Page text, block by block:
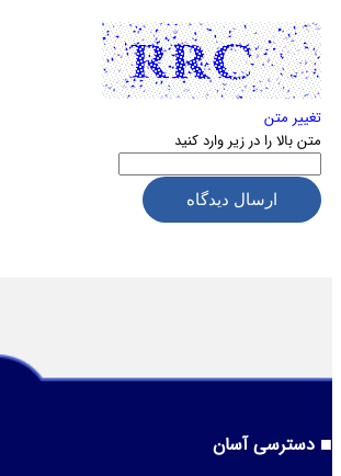
تغییر متن
متن بالا را در زیر وارد کنید
ارسال دیدگاه
دسترسی آسان